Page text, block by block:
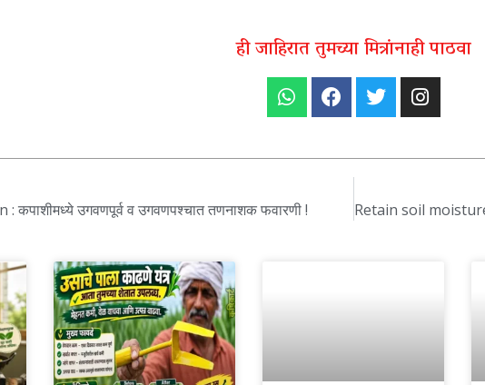
ही जाहिरात तुमच्या मित्रांनाही पाठवा
उगवणपूर्व व उगवणपश्चात तणनाशक फवारणी !